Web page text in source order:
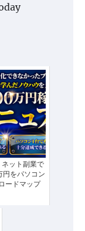
ネット副業で
円をパソコン
ードマップ